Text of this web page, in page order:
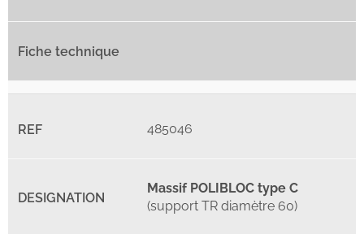
485046
Massif POLIBLOC type C
(support TR diamètre 60)